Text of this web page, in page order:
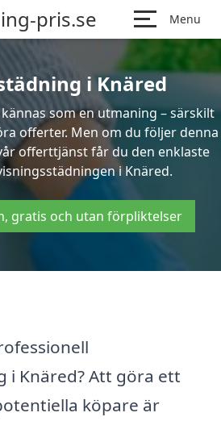
pris.se Menu
i Knäred
som en utmaning – särskilt
offerter. Men om du följer denna
offerttjänst får du den enklaste
i Knäred.
gratis och utan förpliktelser
i Knäred? Att göra ett
köpare är